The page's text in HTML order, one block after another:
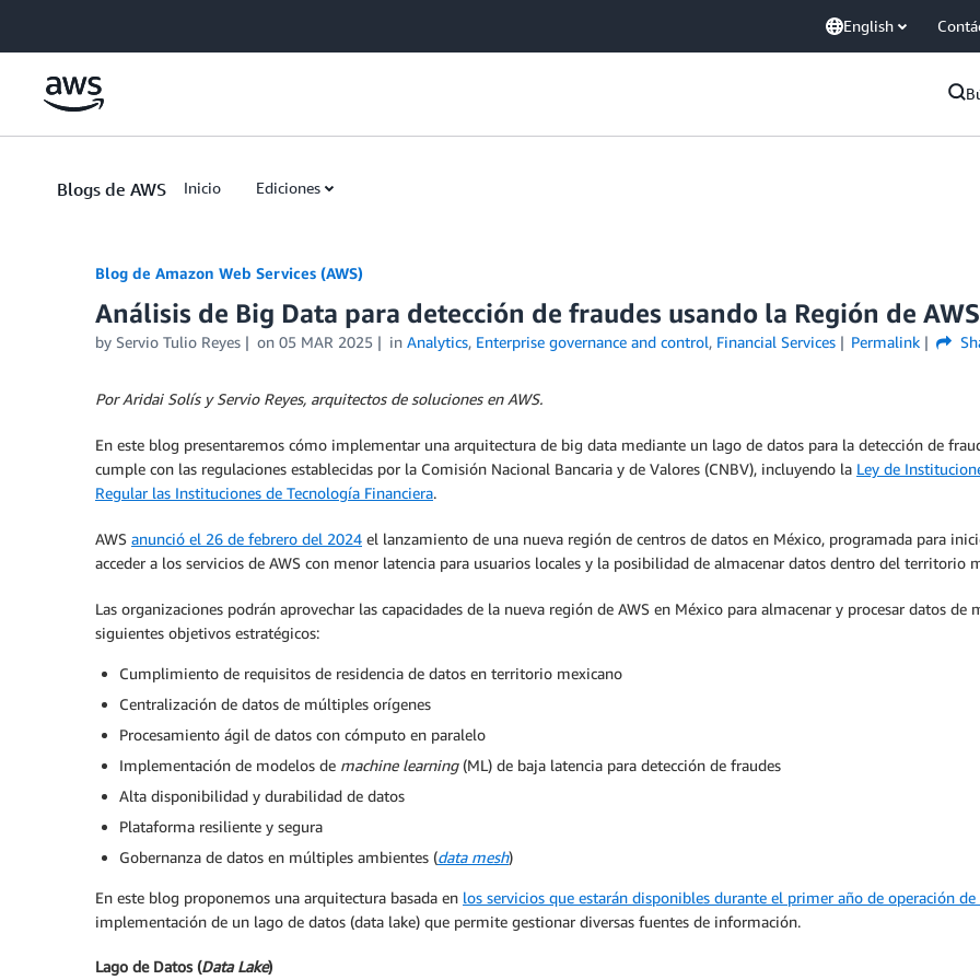
English
Blogs de AWS Inicio Ediciones
Blog de Amazon Web Services (AWS)
Análisis de Big Data para detección de fraudes usando la Región de
by Servio Tulio Reyes on 05 MAR 2025 in Analytics, Enterprise governance and control, Financial Services Permalink
Por Aridai Solís y Servio Reyes, arquitectos de soluciones en AWS.
En este blog presentaremos cómo implementar una arquitectura de big data mediante un lago de datos para la detección de
cumple con las regulaciones establecidas por la Comisión Nacional Bancaria y de Valores (CNBV), incluyendo la Ley de
Regular las Instituciones de Tecnología Financiera.
AWS anunció el 26 de febrero del 2024 el lanzamiento de una nueva región de centros de datos en México, programada para
acceder a los servicios de AWS con menor latencia para usuarios locales y la posibilidad de almacenar datos dentro del territorio
Las organizaciones podrán aprovechar las capacidades de la nueva región de AWS en México para almacenar y procesar datos
siguientes objetivos estratégicos:
Cumplimiento de requisitos de residencia de datos en territorio mexicano
Centralización de datos de múltiples orígenes
Procesamiento ágil de datos con cómputo en paralelo
Implementación de modelos de machine learning(ML) de baja latencia para detección de fraudes
Alta disponibilidad y durabilidad de datos
Plataforma resiliente y segura
Gobernanza de datos en múltiples ambientes (data mesh)
En este blog proponemos una arquitectura basada en los servicios que estarán disponibles durante el primer año de operación
implementación de un lago de datos (data lake) que permite gestionar diversas fuentes de información.
Lago de Datos (Data Lake)